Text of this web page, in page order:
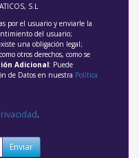
S.L
por el usuario y enviarle la
del usuario;
una obligación legal;
otros derechos, como se
Adicional: Puede
de Datos en nuestra Política
.
Enviar